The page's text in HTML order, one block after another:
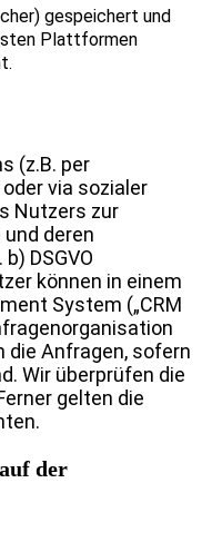
gespeichert und
Plattformen
(z.B. per
via sozialer
Nutzers zur
deren
DSGVO
können in einem
System („CRM
die Anfragen, sofern
Wir überprüfen die
gelten die
der